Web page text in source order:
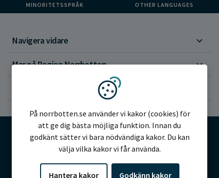
MINORITETSSPRÅK OTHER LANGUAGES
Navigera vidare
Mer på Region Norrbotten
©2026 Region Norrbotten
Vi använder kakor
På norrbotten.se använder vi kakor (cookies) för
att ge dig bästa möjliga funktion. Innan du
godkänt sätter vi bara nödvändiga kakor. Du kan
välja vilka kakor vi får använda.
Hantera kakor Godkänn kakor